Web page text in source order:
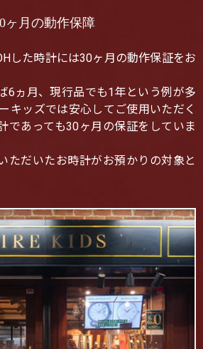
ヶ月の動作保障
した時計には30ヶ月の動作保証をお
6ヵ月、現行品でも1年という例が多
キッズでは安心してご使用いただく
であっても30ヶ月の保証をしていま
ただいたお時計がお預かりの対象と